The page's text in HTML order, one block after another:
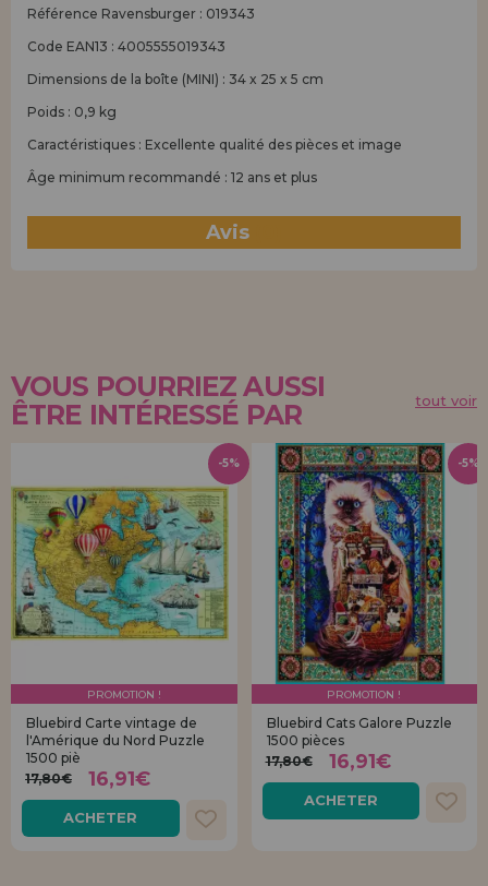
Référence Ravensburger : 019343
Code EAN13 : 4005555019343
Dimensions de la boîte (MINI) : 34 x 25 x 5 cm
Poids : 0,9 kg
Caractéristiques : Excellente qualité des pièces et image
Âge minimum recommandé : 12 ans et plus
Avis
VOUS POURRIEZ AUSSI
ÊTRE INTÉRESSÉ PAR
tout voir
PROMOTION !
Bluebird Carte vintage de
l'Amérique du Nord Puzzle
1500 piè
17,80€
16,91€
ACHETER
-5%
PROMOTION !
Bluebird Cats Galore Puzzle
1500 pièces
17,80€
16,91€
ACHETER
-5%